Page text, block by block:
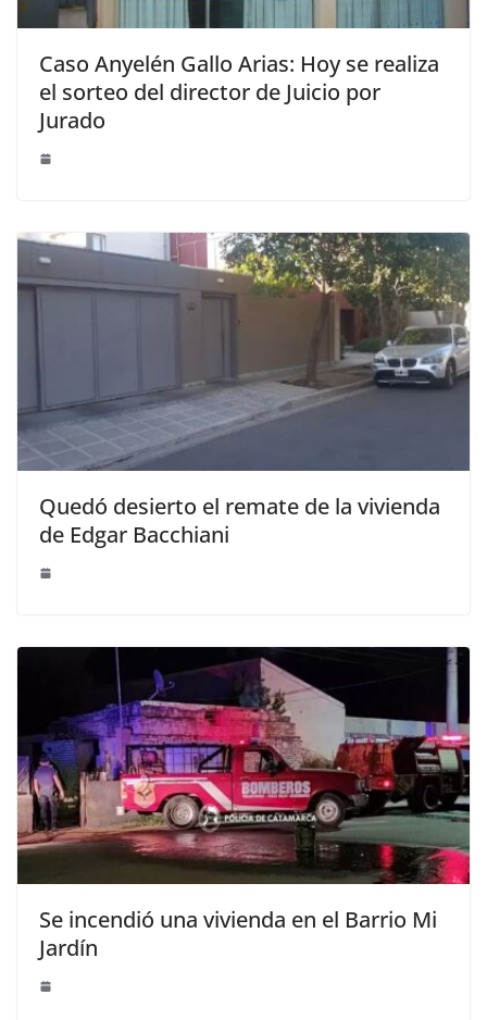
Caso Anyelén Gallo Arias: Hoy se realiza
el sorteo del director de Juicio por
Jurado
Quedó desierto el remate de la vivienda
de Edgar Bacchiani
Se incendió una vivienda en el Barrio Mi
Jardín